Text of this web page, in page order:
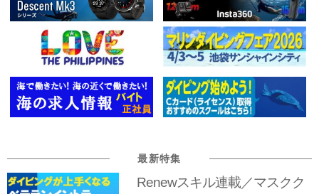
最新特集
Renewスキル連載／マスクク